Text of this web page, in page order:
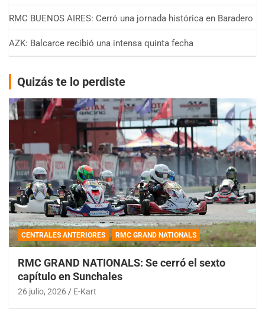
RMC BUENOS AIRES: Cerró una jornada histórica en Baradero
AZK: Balcarce recibió una intensa quinta fecha
Quizás te lo perdiste
CENTRALES ANTERIORES RMC GRAND NATIONALS
RMC GRAND NATIONALS: Se cerró el sexto
capítulo en Sunchales
26 julio, 2026 E-Kart